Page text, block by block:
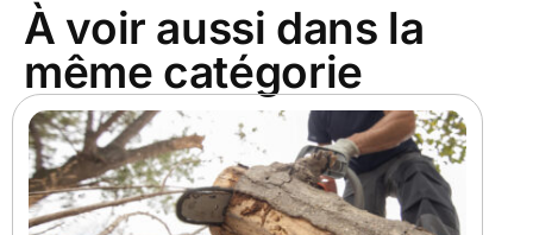
À voir aussi dans la
même catégorie